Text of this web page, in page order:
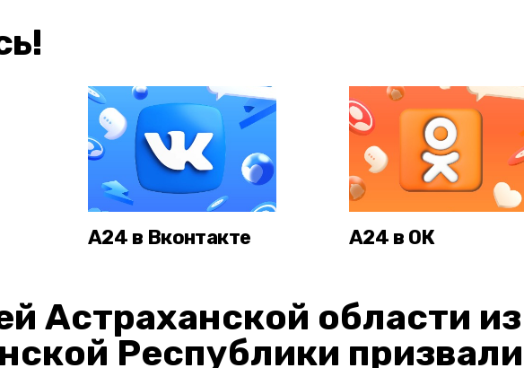
А24 в Вконтакте А24 в ОК
Астраханской области из
Республики призвали